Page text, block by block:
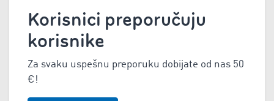
Korisnici preporučuju
korisnike
Za svaku uspešnu preporuku dobijate od nas 50
€!